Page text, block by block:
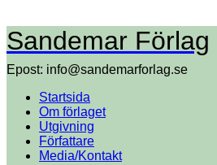
Skip
to
content
Sandemar Förlag
Epost: info@sandemarforlag.se
Startsida
Om förlaget
Utgivning
Författare
Media/Kontakt